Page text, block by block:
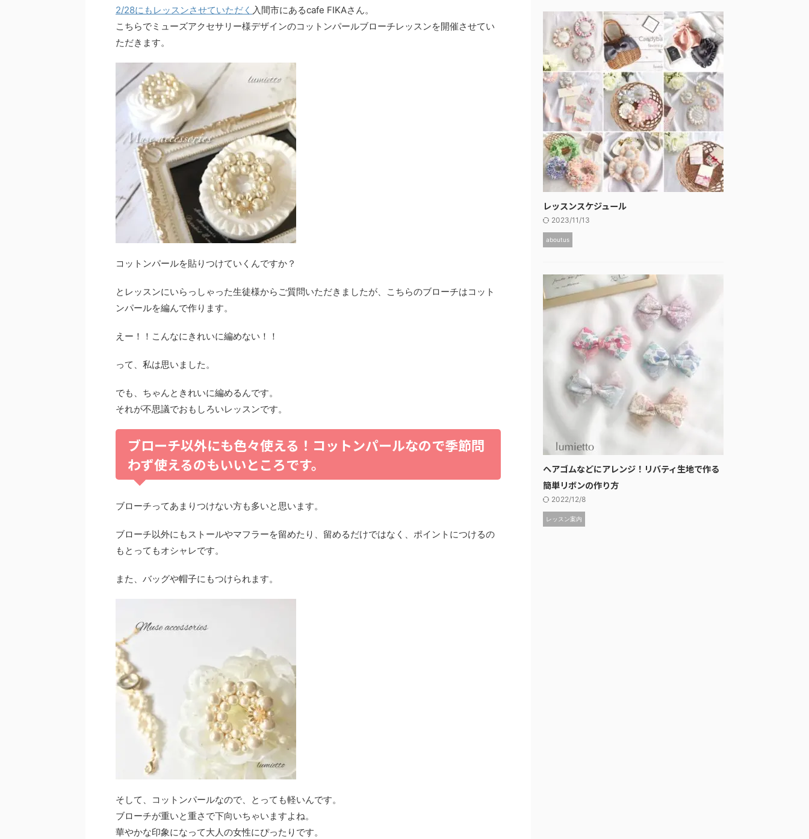
2/28にもレッスンさせていただく 入間市にあるcafe FIKAさん。
こちらでミューズアクセサリー様デザインのコットンパールブローチレッスンを開催させてい
ただきます。
コットンパールを貼りつけていくんですか？
とレッスンにいらっしゃった生徒様からご質問いただきましたが、こちらのブローチはコット
ンパールを編んで作ります。
えー！！こんなにきれいに編めない！！
って、私は思いました。
でも、ちゃんときれいに編めるんです。
それが不思議でおもしろいレッスンです。
ブローチ以外にも色々使える！コットンパールなので季節問
わず使えるのもいいところです。
ブローチってあまりつけない方も多いと思います。
ブローチ以外にもストールやマフラーを留めたり、留めるだけではなく、ポイントにつけるの
もとってもオシャレです。
また、バッグや帽子にもつけられます。
そして、コットンパールなので、とっても軽いんです。
ブローチが重いと重さで下向いちゃいますよね。
華やかな印象になって大人の女性にぴったりです。
レッスンスケジュール
2023/11/13
aboutus
ヘアゴムなどにアレンジ！リバティ生地で作る
簡単リボンの作り方
2022/12/8
レッスン案内